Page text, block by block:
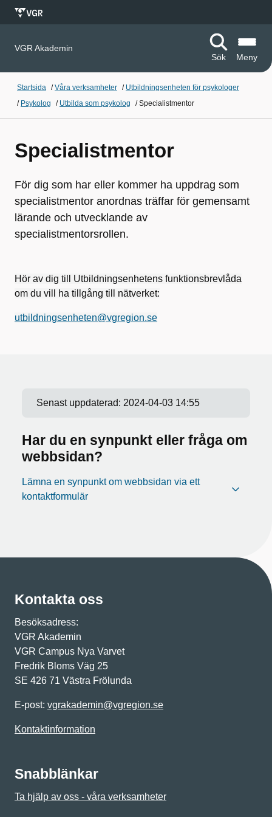
VGR Akademin
Sök
Meny
Startsida /Våra verksamheter / Utbildningsenheten för psykologer
/ Psykolog / Utbilda som psykolog /Specialistmentor
Specialistmentor
För dig som har eller kommer ha uppdrag som
specialistmentor anordnas träffar för gemensamt
lärande och utvecklande av
specialistmentorsrollen.
Hör av dig till Utbildningsenhetens funktionsbrevlåda
om du vill ha tillgång till nätverket:
utbildningsenheten@vgregion.se
Senast uppdaterad: 2024-04-03 14:55
Har du en synpunkt eller fråga om
webbsidan?
Lämna en synpunkt om webbsidan via ett
kontaktformulär
Kontakta oss
Besöksadress:
VGR Akademin
VGR Campus Nya Varvet
Fredrik Bloms Väg 25
SE 426 71 Västra Frölunda
E-post: vgrakademin@vgregion.se
Kontaktinformation
Snabblänkar
Ta hjälp av oss - våra verksamheter